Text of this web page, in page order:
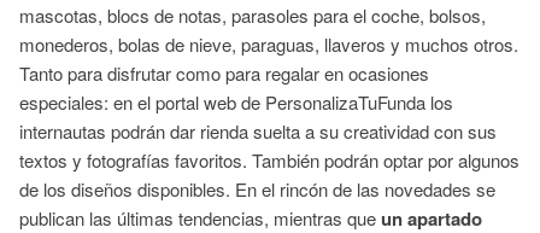
mascotas, blocs de notas, parasoles para el coche, bolsos,
monederos, bolas de nieve, paraguas, llaveros y muchos otros.
Tanto para disfrutar como para regalar en ocasiones
especiales: en el portal web de PersonalizaTuFunda los
internautas podrán dar rienda suelta a su creatividad con sus
textos y fotografías favoritos. También podrán optar por algunos
de los diseños disponibles. En el rincón de las novedades se
publican las últimas tendencias, mientras queun apartado